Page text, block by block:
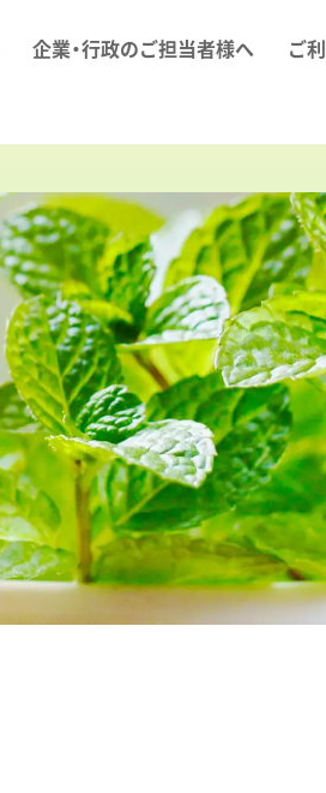
企業・行政のご担当者様へ ご